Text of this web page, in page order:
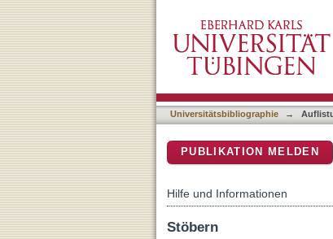
Universitätsbibliographie →
PUBLIKATION MELDEN
Hilfe und Informationen
Stöbern